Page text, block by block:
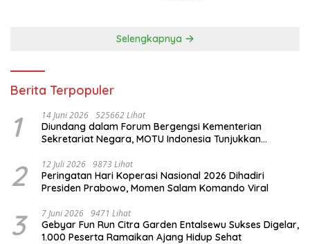
Selengkapnya
Berita Terpopuler
1 14 Juni 2026 525662 Lihat
Diundang dalam Forum Bergengsi Kementerian
Sekretariat Negara, MOTU Indonesia Tunjukkan
2 12 Juli 2026 9873 Lihat
Peringatan Hari Koperasi Nasional 2026 Dihadiri
Presiden Prabowo, Momen Salam Komando Viral
3 7 Juni 2026 9471 Lihat
Gebyar Fun Run Citra Garden Entalsewu Sukses Digelar,
1.000 Peserta Ramaikan Ajang Hidup Sehat